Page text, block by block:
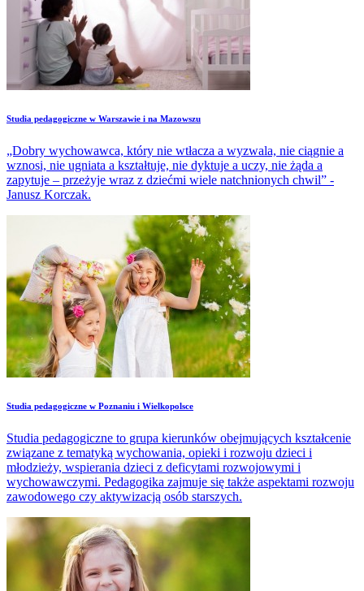
Studia pedagogiczne w Warszawie i na Mazowszu
„Dobry wychowawca, który nie wtłacza a wyzwala, nie ciągnie a
wznosi, nie ugniata a kształtuje, nie dyktuje a uczy, nie żąda a
zapytuje – przeżyje wraz z dziećmi wiele natchnionych chwil” -
Janusz Korczak.
Studia pedagogiczne w Poznaniu i Wielkopolsce
Studia pedagogiczne to grupa kierunków obejmujących kształcenie
związane z tematyką wychowania, opieki i rozwoju dzieci i
młodzieży, wspierania dzieci z deficytami rozwojowymi i
wychowawczymi. Pedagogika zajmuje się także aspektami rozwoju
zawodowego czy aktywizacją osób starszych.